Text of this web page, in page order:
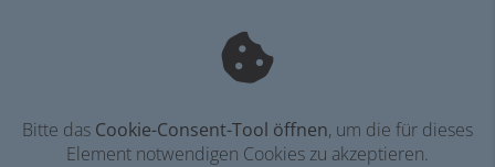
Bitte das Cookie-Consent-Tool öffnen, um die für dieses
Element notwendigen Cookies zu akzeptieren.